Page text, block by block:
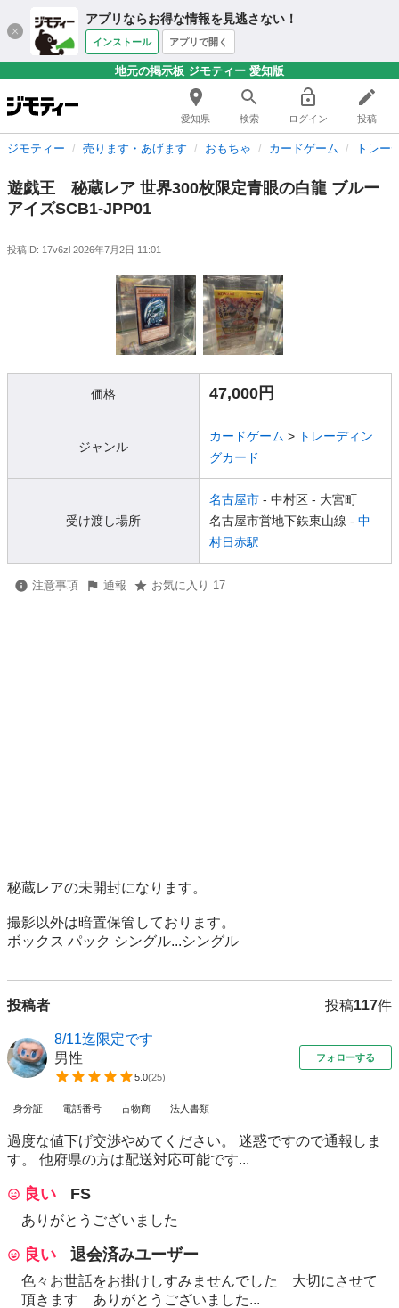
アプリならお得な情報を見逃さない！
インストール アプリで開く
地元の掲示板 ジモティー 愛知版
愛知県 検索 ログイン 投稿
ジモティー 売ります・あげます おもちゃ カードゲーム トレー
遊戯王 秘蔵レア 世界300枚限定青眼の白龍 ブルー
アイズSCB1-JPP01
投稿ID: 17v6zl 2026年7月2日 11:01
価格 47,000円
ジャンル
カードゲーム > トレーディン
グカード
受け渡し場所
名古屋市 - 中村区 - 大宮町
名古屋市営地下鉄東山線 - 中
村日赤駅
注意事項 通報 お気に入り 17
秘蔵レアの未開封になります。
撮影以外は暗置保管しております。
ボックス パック シングル...シングル
投稿者 投稿117件
8/11迄限定です
男性
5.0(25)
フォローする
身分証 電話番号 古物商 法人書類
過度な値下げ交渉やめてください。 迷惑ですので通報しま
す。 他府県の方は配送対応可能です...
良い FS
ありがとうございました
良い 退会済みユーザー
色々お世話をお掛けしすみませんでした 大切にさせて
頂きます ありがとうございました...